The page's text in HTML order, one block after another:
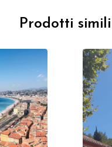
Prodotti simili